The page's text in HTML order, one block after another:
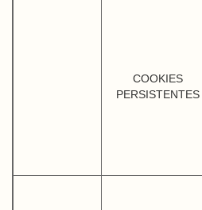
COOKIES
PERSISTENTES